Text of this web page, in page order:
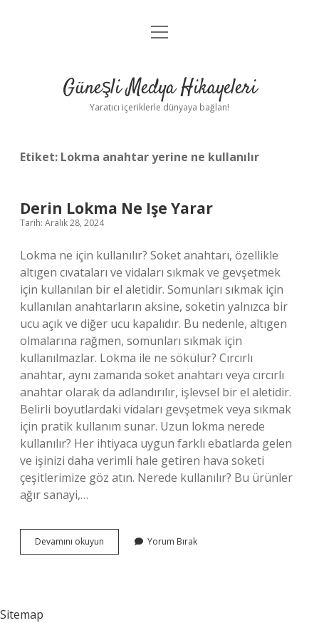
Anasayfa
Yasal Uyarı
menüyü
Güneşli Medya Hikayeleri
Yaratıcı içeriklerle dünyaya bağlan!
Etiket: Lokma anahtar yerine ne kullanılır
Derin Lokma Ne Işe Yarar
Tarih: Aralık 28, 2024
Lokma ne için kullanılır? Soket anahtarı, özellikle
altıgen cıvataları ve vidaları sıkmak ve gevşetmek
için kullanılan bir el aletidir. Somunları sıkmak için
kullanılan anahtarların aksine, soketin yalnızca bir
ucu açık ve diğer ucu kapalıdır. Bu nedenle, altıgen
olmalarına rağmen, somunları sıkmak için
kullanılmazlar. Lokma ile ne sökülür? Cırcırlı
anahtar, aynı zamanda soket anahtarı veya cırcırlı
anahtar olarak da adlandırılır, işlevsel bir el aletidir.
Belirli boyutlardaki vidaları gevşetmek veya sıkmak
için pratik kullanım sunar. Uzun lokma nerede
kullanılır? Her ihtiyaca uygun farklı ebatlarda gelen
ve işinizi daha verimli hale getiren hava soketi
çeşitlerimize göz atın. Nerede kullanılır? Bu ürünler
ağır sanayi,…
Devamını okuyun
Lokma
Yorum Bırak
Sitemap